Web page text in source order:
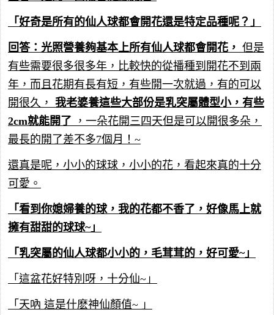
「好奇是所有的仙人球都會開花還是特定品種呢？」
回答：光照營養夠基本上所有仙人球都會開花， 但是
有些需要很多很多年，比較快的從播種到開花不到兩
年，而且花期有長有短，有些開一次就過，有的可以
開很久， 我老婆養這些大部份是乳突屬體型小，有些
2cm就能開了
，一朵花開三四天但是可以開很多朵，
最長的開了差不多7個月！~
還真是呢，小小的球球，小小的花，看起來真的十分
可愛。
「看到你媳婦養的球，我的花都不香了，好像馬上就
擁有甜甜的球球~」
「乳突屬的仙人球都小小的，毛茸茸的，好可愛~」
「這盆花好特別呀，十分仙~」
「天吶 這是什麽神仙顏值~ 」